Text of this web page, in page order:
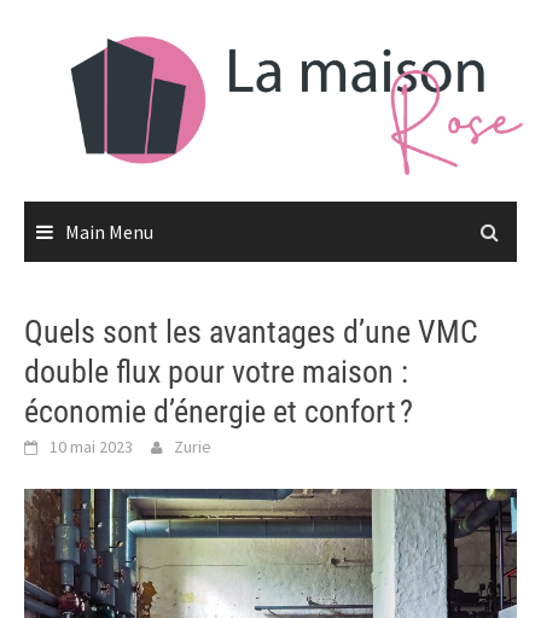
Main Menu
Quels sont les avantages d’une VMC
double flux pour votre maison :
économie d’énergie et confort ?
10 mai 2023 Zurie